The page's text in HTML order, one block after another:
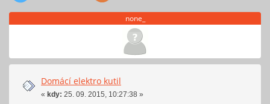
none_
Domácí elektro kutil
« kdy: 25. 09. 2015, 10:27:38 »